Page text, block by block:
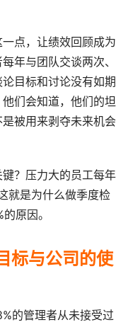
点，让绩效回顾成为
年与团队交谈两次、
目标和讨论没有如期
们会知道，他们的坦
被用来剥夺未来机会
？压力大的员工每年
就是为什么做季度检
原因。
标与公司的使
的管理者从未接受过